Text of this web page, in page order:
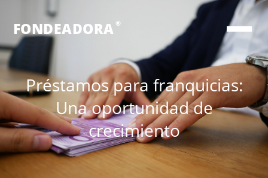
FONDEADORA ®
Préstamos para franquicias:
Una oportunidad de
crecimiento